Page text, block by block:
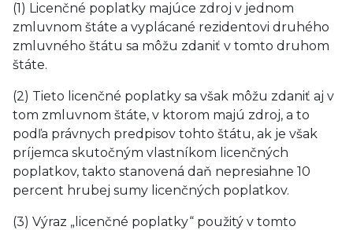
(1) Licenčné poplatky majúce zdroj v jednom
zmluvnom štáte a vyplácané rezidentovi druhého
zmluvného štátu sa môžu zdaniť v tomto druhom
štáte.
(2) Tieto licenčné poplatky sa však môžu zdaniť aj v
tom zmluvnom štáte, v ktorom majú zdroj, a to
podľa právnych predpisov tohto štátu, ak je však
príjemca skutočným vlastníkom licenčných
poplatkov, takto stanovená daň nepresiahne 10
percent hrubej sumy licenčných poplatkov.
(3) Výraz „licenčné poplatky“ použitý v tomto